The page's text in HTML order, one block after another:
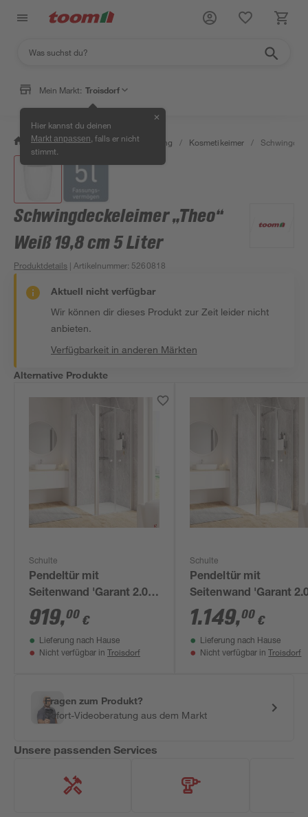
Mein Markt: Troisdorf
Hier kannst du deinen
Markt anpassen , falls er nicht
stimmt.
✕
/ Bad & Sanitär / Bad-Ausstattung / Kosmetikeimer /
Schwingdeckeleimer „Theo“
Weiß 19,8 cm 5 Liter
Produktdetails | Artikelnummer: 5260818
Aktuell nicht verfügbar
Wir können dir dieses Produkt zur Zeit leider nicht
anbieten.
Verfügbarkeit in anderen Märkten
Alternative Produkte
Schulte
Pendeltür mit
Seitenwand 'Garant 2.0'
Alu-Naturfarben für
Duschwanneneinbaumaß
775 - 800 / 780 - 800 mm
919,00 €
Lieferung nach Hause
Nicht verfügbar in Troisdorf
Schulte
Pendeltür mit
Seitenwand 'Garant
Chromoptik für
875 - 900 / 880 - 900
1.149,00 €
Lieferung nach Hause
Nicht verfügbar in Troisdorf
Fragen zum Produkt?
Sofort-Videoberatung aus dem Markt
Unsere passenden Services